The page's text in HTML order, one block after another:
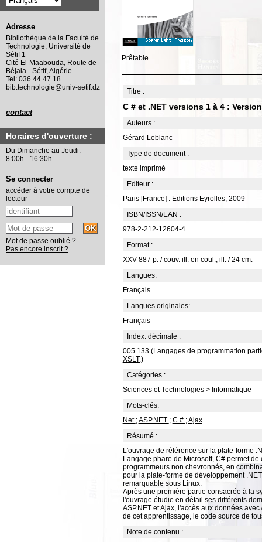
Prêtable
Titre :
C # et .NET versions 1 à 4 :
Auteurs :
Gérard Leblanc
Type de document :
texte imprimé
Editeur :
Paris [France] : Editions Eyrolles, 2009
ISBN/ISSN/EAN :
978-2-212-12604-4
Format :
XXV-887 p. / couv. ill. en coul.; ill. / 24 cm.
Langues:
Français
Langues originales:
Français
Index. décimale :
005.133 (Langages de programmation
XSLT.)
Catégories :
Sciences et Technologies > Informatique
Mots-clés:
Net ;ASP.NET ; C # ;Ajax
Résumé :
L'ouvrage de référence sur la plate-forme
Langage phare de Microsoft, C# permet
programmeurs non chevronnés, en
pour la plate-forme de développement
remarquable sous Linux.
Après une première partie consacrée à la
l'ouvrage étudie en détail ses différents
ASP.NET et Ajax, l'accès aux données
de cet apprentissage, le code source de
Note de contenu :
Adresse
Bibliothèque de la Faculté de
Technologie, Université de
Sétif 1
Cité El-Maabouda, Route de
Béjaia - Sétif, Algérie
Tel: 036 44 47 18
bib.technologie@univ-setif.dz
contact
Horaires d'ouverture :
Du Dimanche au Jeudi:
8:00h - 16:30h
Se connecter
accéder à votre compte de
lecteur
Mot de passe oublié ?
Pas encore inscrit ?